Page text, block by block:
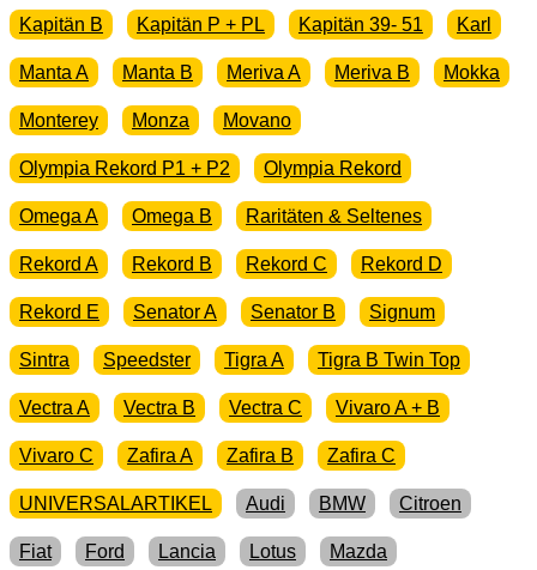
Kapitän B Kapitän P + PL Kapitän 39- 51 Karl
Manta A Manta B Meriva A Meriva B Mokka
Monterey Monza Movano
Olympia Rekord P1 + P2 Olympia Rekord
Omega A Omega B Raritäten & Seltenes
Rekord A Rekord B Rekord C Rekord D
Rekord E Senator A Senator B Signum
Sintra Speedster Tigra A Tigra B Twin Top
Vectra A Vectra B Vectra C Vivaro A + B
Vivaro C Zafira A Zafira B Zafira C
UNIVERSALARTIKEL Audi BMW Citroen
Fiat Ford Lancia Lotus Mazda